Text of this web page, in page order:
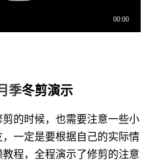
季冬剪演示
的时候，也需要注意一些小
一定是要根据自己的实际情
程，全程演示了修剪的注意